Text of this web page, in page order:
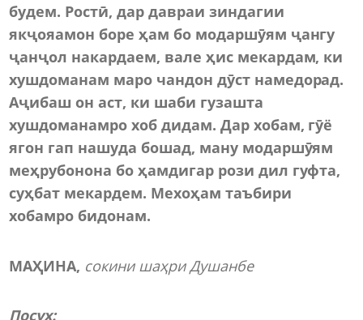
будем. Ростӣ, дар давраи зиндагии
якҷояамон боре ҳам бо модаршӯям ҷангу
ҷанҷол накардаем, вале ҳис мекардам, ки
хушдоманам маро чандон дӯст намедорад.
Аҷибаш он аст, ки шаби гузашта
хушдоманамро хоб дидам. Дар хобам, гӯё
ягон гап нашуда бошад, ману модаршӯям
меҳрубонона бо ҳамдигар рози дил гуфта,
суҳбат мекардем. Мехоҳам таъбири
хобамро бидонам.
МАҲИНА, сокини шаҳри Душанбе
Посух: